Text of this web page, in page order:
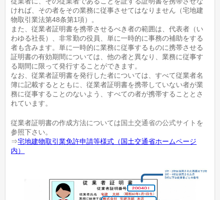
ければ、その者をその業務に従事させてはなりません（宅地建
物取引業法第48条第1項）。
また、従業者証明書を携帯させるべき者の範囲は、代表者（い
わゆる社長）、非常勤の役員、単に一時的に事務の補助をする
者も含みます。単に一時的に業務に従事するものに携帯させる
証明書の有効期間については、他の者と異なり、業務に従事す
る期間に限って発行することができます。
なお、従業者証明書を発行した者については、すべて従業者名
簿に記載するとともに、従業者証明書を携帯していない者が業
務に従事することのないよう、すべての者が携帯することとさ
れています。
従業者証明書の作成方法については国土交通省の公式サイト を
参照下さい。
⇒宅地建物取引業免許申請等様式（国土交通省ホームページ
内）